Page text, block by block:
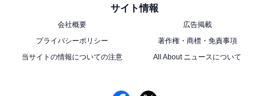
サイト情報
会社概要
広告掲載
プライバシーポリシー
著作権・商標・免責事項
当サイトの情報についての注意
All About ニュースについて